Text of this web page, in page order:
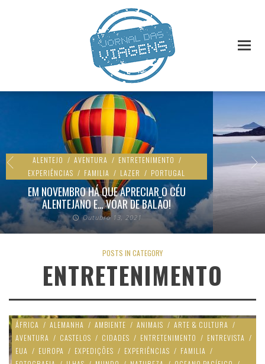
ALENTEJO / AVENTURA / ENTRETENIMENTO /
EXPERIÊNCIAS / FAMILIA / LAZER / PORTUGAL
EM NOVEMBRO HÁ QUE APRECIAR O CÉU
ALENTEJANO E… VOAR DE BALÃO!
Outubro 13, 2021
POSTS IN CATEGORY
ENTRETENIMENTO
ÁFRICA / ALEMANHA / AMBIENTE / ANIMAIS / ARTE & CULTURA /
AVENTURA / CASTELOS / CIDADES / ENTRETENIMENTO / ENTREVISTA /
EUA / EUROPA / EXPEDIÇÕES / EXPERIÊNCIAS / FAMILIA /